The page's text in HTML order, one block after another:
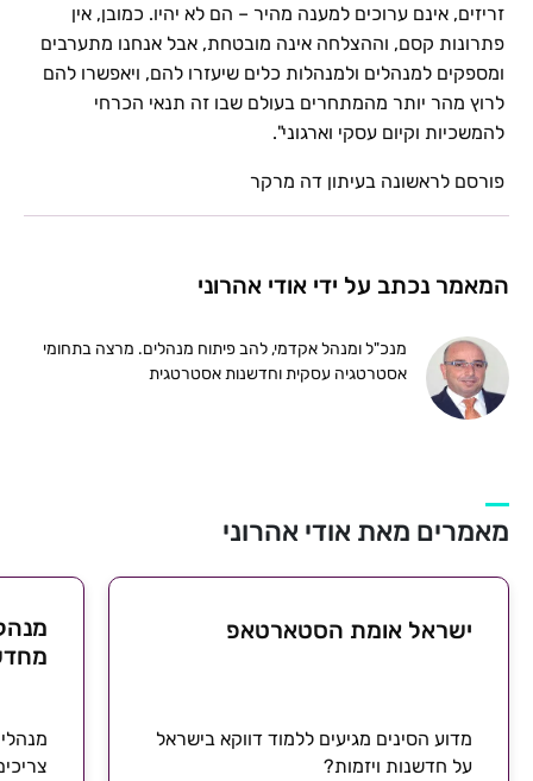
זריזים, אינם ערוכים למענה מהיר – הם לא יהיו. כמובן, אין
פתרונות קסם, וההצלחה אינה מובטחת, אבל אנחנו מתערבים
ומספקים למנהלים ולמנהלות כלים שיעזרו להם, ויאפשרו להם
לרוץ מהר יותר מהמתחרים בעולם שבו זה תנאי הכרחי
להמשכיות וקיום עסקי וארגוני".
פורסם לראשונה בעיתון דה מרקר
המאמר נכתב על ידי אודי אהרוני
מנכ"ל ומנהל אקדמי, להב פיתוח מנהלים. מרצה בתחומי
אסטרטגיה עסקית וחדשנות אסטרטגית
מאמרים מאת אודי אהרוני
ישראל אומת הסטארטאפ
מדוע הסינים מגיעים ללמוד דווקא בישראל
על חדשנות ויזמות?